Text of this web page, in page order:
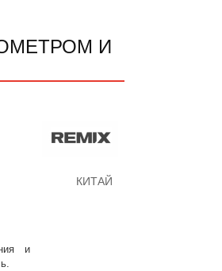
И
и
КИТАЙ